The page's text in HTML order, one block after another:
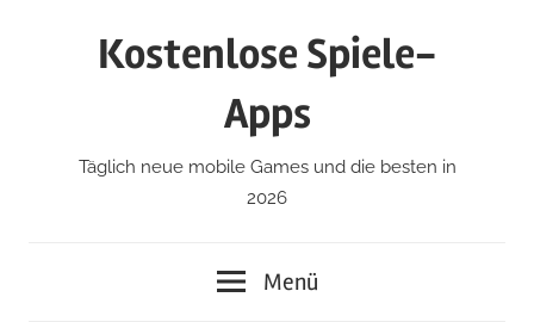
Kostenlose Spiele-
Apps
Täglich neue mobile Games und die besten in
2026
Menü